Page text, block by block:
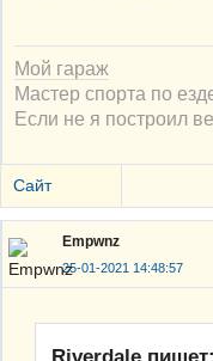
Мой гараж
Мастер спорта по
Если не я построил
Сайт
Empwnz
25-01-2021 14:48:57
Riverdale пишет: